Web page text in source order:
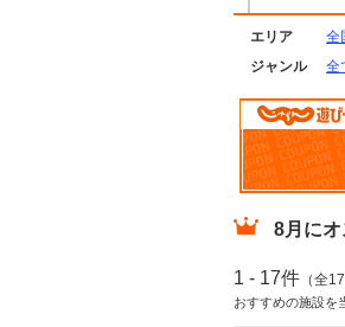
エリア 全
ジャンル
全
8月 に
1 - 17件 （全
おすすめの施設を